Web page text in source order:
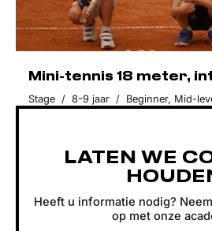
Mini-tennis 18 meter,
Stage / 8-9 jaar / Beginner, Mid-
LATEN WE
Heeft u informatie nodig?
op met onze